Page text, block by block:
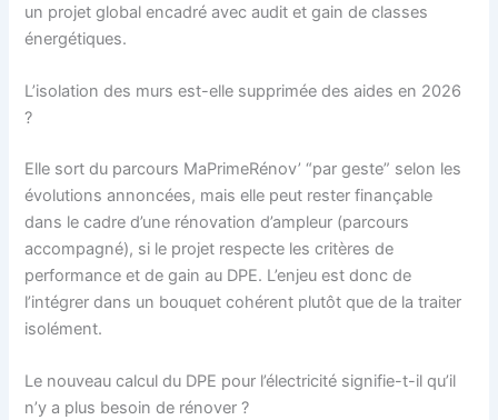
un projet global encadré avec audit et gain de classes
énergétiques.
L’isolation des murs est-elle supprimée des aides en 2026
?
Elle sort du parcours MaPrimeRénov’ “par geste” selon les
évolutions annoncées, mais elle peut rester finançable
dans le cadre d’une rénovation d’ampleur (parcours
accompagné), si le projet respecte les critères de
performance et de gain au DPE. L’enjeu est donc de
l’intégrer dans un bouquet cohérent plutôt que de la traiter
isolément.
Le nouveau calcul du DPE pour l’électricité signifie-t-il qu’il
n’y a plus besoin de rénover ?